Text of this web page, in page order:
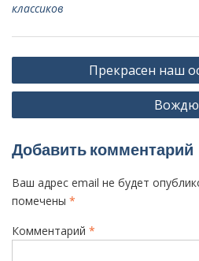
классиков
Н
а
г
а
ц
и
Прекрасен наш
Вождю
Добавить комментарий
Ваш адрес email не будет
помечены *
Комментарий *